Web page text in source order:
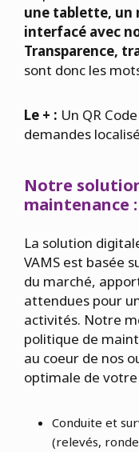
une tablette, un
interfacé avec
Transparence,
sont donc les
Le + : Un QR
demandes
Notre
maintenance :
La solution
VAMS est basée
du marché,
attendues pour
activités. Notre
politique de
au coeur de nos
optimale de
Conduite et
(relevés,